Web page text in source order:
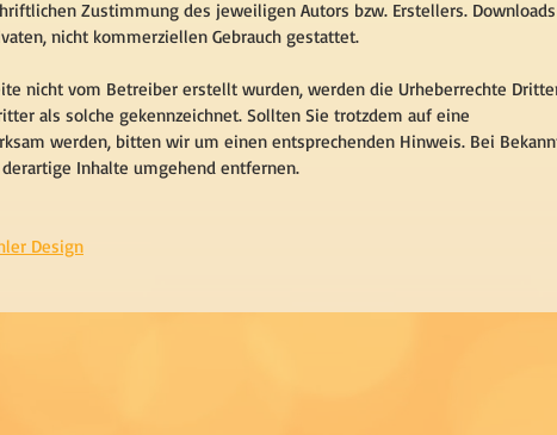
Zustimmung des jeweiligen Autors bzw. Erstellers.
nicht kommerziellen Gebrauch gestattet.
nicht vom Betreiber erstellt wurden, werden die Urheberrechte
als solche gekennzeichnet. Sollten Sie trotzdem auf eine
werden, bitten wir um einen entsprechenden Hinweis. Bei
Inhalte umgehend entfernen.
Design